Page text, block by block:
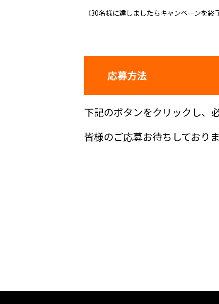
（30名様に達しましたらキャンペーンを終
応募方法
下記のボタンをクリックし、
皆様のご応募お待ちしており